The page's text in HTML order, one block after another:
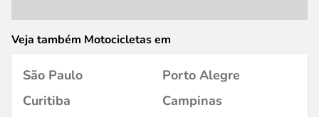
Veja também Motocicletas em
São Paulo
Porto Alegre
Curitiba
Campinas